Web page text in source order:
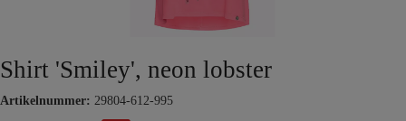
Shirt 'Smiley', neon lobster
Artikelnummer: 29804-612-995